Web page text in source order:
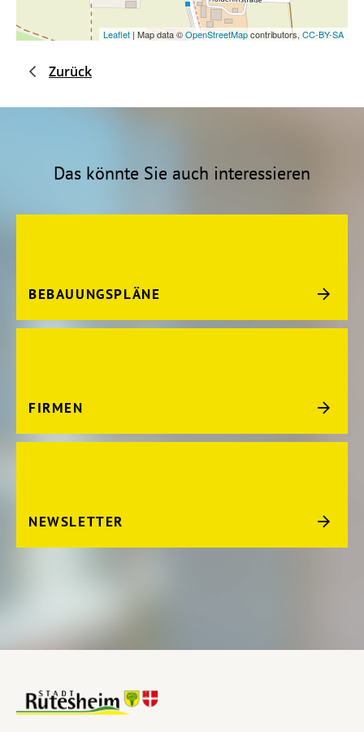
Leaflet | Map data ©OpenStreetMapcontributors, CC-BY-SA
Zurück
Das könnte Sie auch interessieren
BEBAUUNGSPLÄNE
FIRMEN
NEWSLETTER